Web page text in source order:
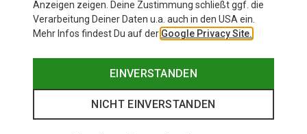
Anzeigen zeigen. Deine Zustimmung schließt ggf. die
Verarbeitung Deiner Daten u.a. auch in den USA ein.
Mehr Infos findest Du auf der Google Privacy Site.
EINVERSTANDEN
NICHT EINVERSTANDEN